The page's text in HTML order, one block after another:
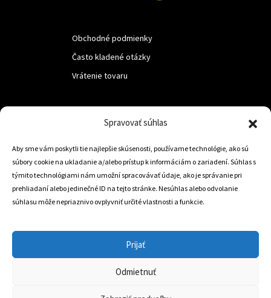
Spravovať súhlas
Aby sme vám poskytli tie najlepšie skúsenosti, používame technológie, ako sú
súbory cookie na ukladanie a/alebo prístup k informáciám o zariadení. Súhlas s
týmito technológiami nám umožní spracovávať údaje, ako je správanie pri
prehliadaní alebo jedinečné ID na tejto stránke. Nesúhlas alebo odvolanie
súhlasu môže nepriaznivo ovplyvniť určité vlastnosti a funkcie.
Prijať
Odmietnuť
Obchodné podmienky
Často kladené otázky
Vrátenie tovaru
Trstená 02801
+421 905 806 234
Český Eshop